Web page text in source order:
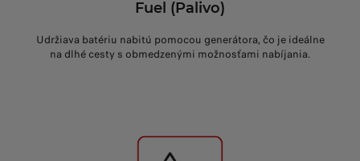
Fuel (Palivo)
Udržiava batériu nabitú pomocou generátora, čo je ideálne
na dlhé cesty s obmedzenými možnosťami nabíjania.